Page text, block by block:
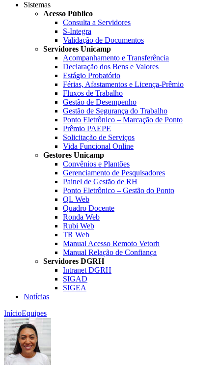
Sistemas
Acesso Público
Consulta a Servidores
S-Integra
Validação de Documentos
Servidores Unicamp
Acompanhamento e Transferência
Declaração dos Bens e Valores
Estágio Probatório
Férias, Afastamentos e Licença-Prêmio
Fluxos de Trabalho
Gestão de Desempenho
Gestão de Segurança do Trabalho
Ponto Eletrônico – Marcação de Ponto
Prêmio PAEPE
Solicitação de Serviços
Vida Funcional Online
Gestores Unicamp
Convênios e Plantões
Gerenciamento de Pesquisadores
Painel de Gestão de RH
Ponto Eletrônico – Gestão do Ponto
QL Web
Quadro Docente
Ronda Web
Rubi Web
TR Web
Manual Acesso Remoto Vetorh
Manual Relação de Confiança
Servidores DGRH
Intranet DGRH
SIGAD
SIGEA
Notícias
InícioEquipes